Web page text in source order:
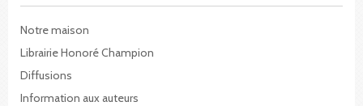
Notre maison
Librairie Honoré Champion
Diffusions
Information aux auteurs